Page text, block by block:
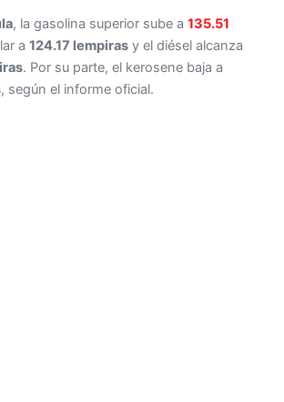
, la gasolina superior sube a135.51
a124.17 lempiras y el diésel alcanza
. Por su parte, el kerosene baja a
, según el informe oficial.